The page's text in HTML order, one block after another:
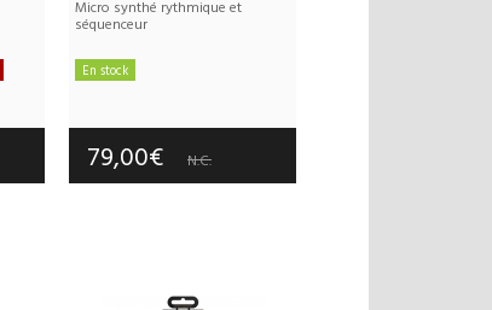
Micro synthé rythmique et
séquenceur
En stock
Garantie :3 an(s)
79,00€ N.C.